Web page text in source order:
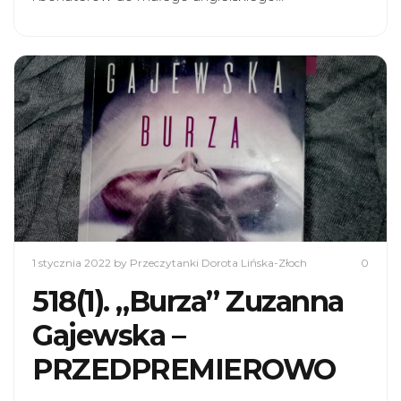
1 stycznia 2022 by Przeczytanki Dorota Lińska-Złoch 0
518(1). „Burza” Zuzanna
Gajewska –
PRZEDPREMIEROWO